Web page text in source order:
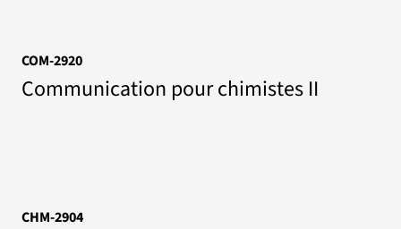
COM-2920
Communication pour chimistes II
CHM-2904